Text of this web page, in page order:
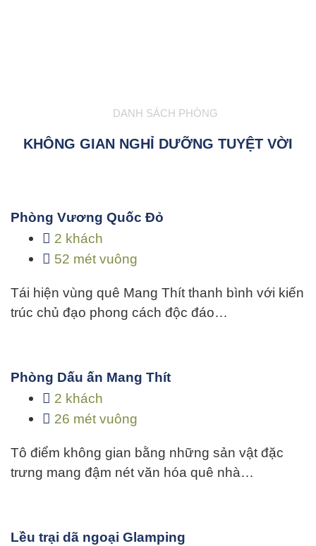
DANH SÁCH PHÒNG
KHÔNG GIAN NGHỈ DƯỠNG TUYỆT VỜI
Phòng Vương Quốc Đỏ
2 khách
52 mét vuông
Tái hiện vùng quê Mang Thít thanh bình với kiến
trúc chủ đạo phong cách độc đáo…
Phòng Dấu ấn Mang Thít
2 khách
26 mét vuông
Tô điểm không gian bằng những sản vật đặc
trưng mang đậm nét văn hóa quê nhà…
Lều trại dã ngoại Glamping